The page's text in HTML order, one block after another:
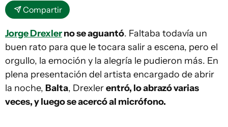
Compartir
Jorge Drexlerno se aguantó. Faltaba todavía un
buen rato para que le tocara salir a escena, pero el
orgullo, la emoción y la alegría le pudieron más. En
plena presentación del artista encargado de abrir
la noche, Balta, Drexlerentró, lo abrazó varias
veces, y luego se acercó al micrófono.